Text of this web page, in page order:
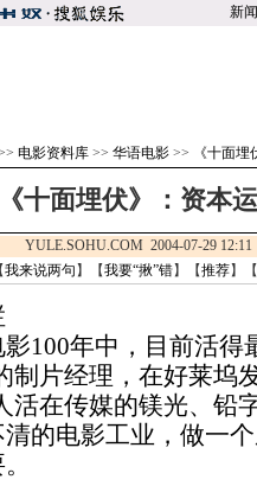
新闻
电影资料库 >> 华语电影 >> 《十面埋
十面埋伏》：资本
YULE.SOHU.COM 2004-07-29
我来说两句 】【我要“揪”错】【推荐】
年中，目前活得
制片经理，在好莱坞
活在传媒的镁光、铅
的电影工业，做一